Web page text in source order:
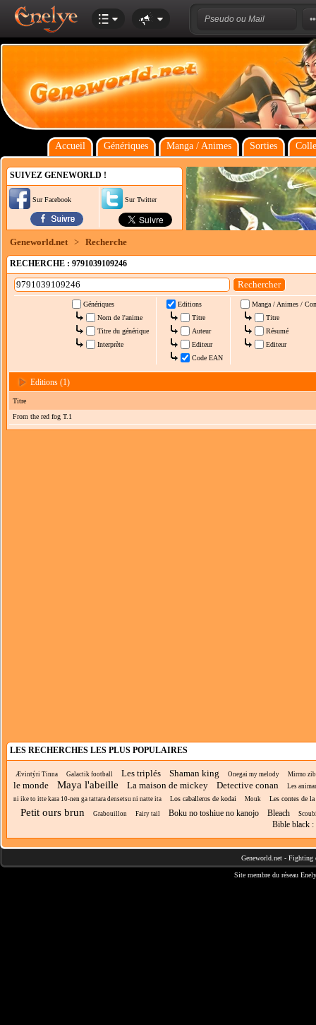
Accueil Génériques Manga / Animes Sorties
SUIVEZ GENEWORLD !
Sur Facebook Sur Twitter
Geneworld.net > Recherche
RECHERCHE : 9791039109246
Génériques
Nom de l'anime
Titre du générique
Interprète
Editions
Titre
Auteur
Editeur
Code EAN
Manga / Animes /
Titre
Résumé
Editeur
Editions (1)
Titre
From the red fog T.1
LES RECHERCHES LES PLUS POPULAIRES
Ævintýri Tinna Galactik football Les triplés Shaman king Onegai my melody Mirmo
le monde Maya l'abeille La maison de mickey Detective conan
Les
ni ike to itte kara 10-nen ga tattara densetsu ni natte ita
Los caballeros de kodai Mouk Les contes de la
Petit ours brun Grabouillon Fairy tail Boku no toshiue no kanojo Bleach
Bible black :
Geneworld.net - Fighting
Site membre du réseau